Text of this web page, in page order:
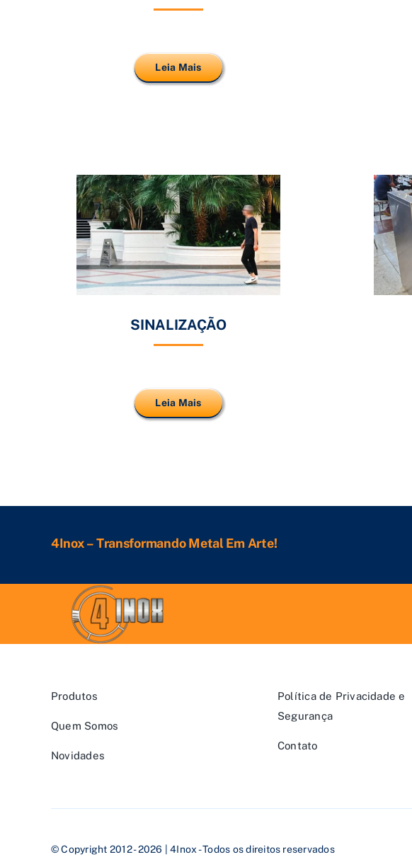
Leia Mais
SINALIZAÇÃO
Leia Mais
4Inox – Transformando Metal Em Arte!
Produtos
Quem Somos
Novidades
Política de Privacidade e
Segurança
Contato
© Copyright 2012 - 2026 | 4Inox - Todos os direitos reservados